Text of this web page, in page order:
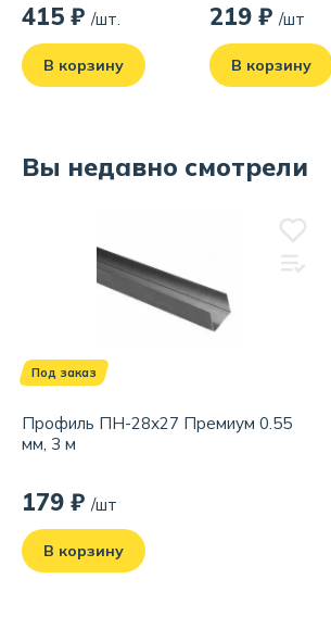
415 ₽ /шт.
В корзину
корпус,
автоматический
фиксатор
219 ₽ /шт
В корзину
Вы недавно смотрели
Под заказ
Профиль ПН-28х27 Премиум 0.55
мм, 3 м
179 ₽ /шт
В корзину